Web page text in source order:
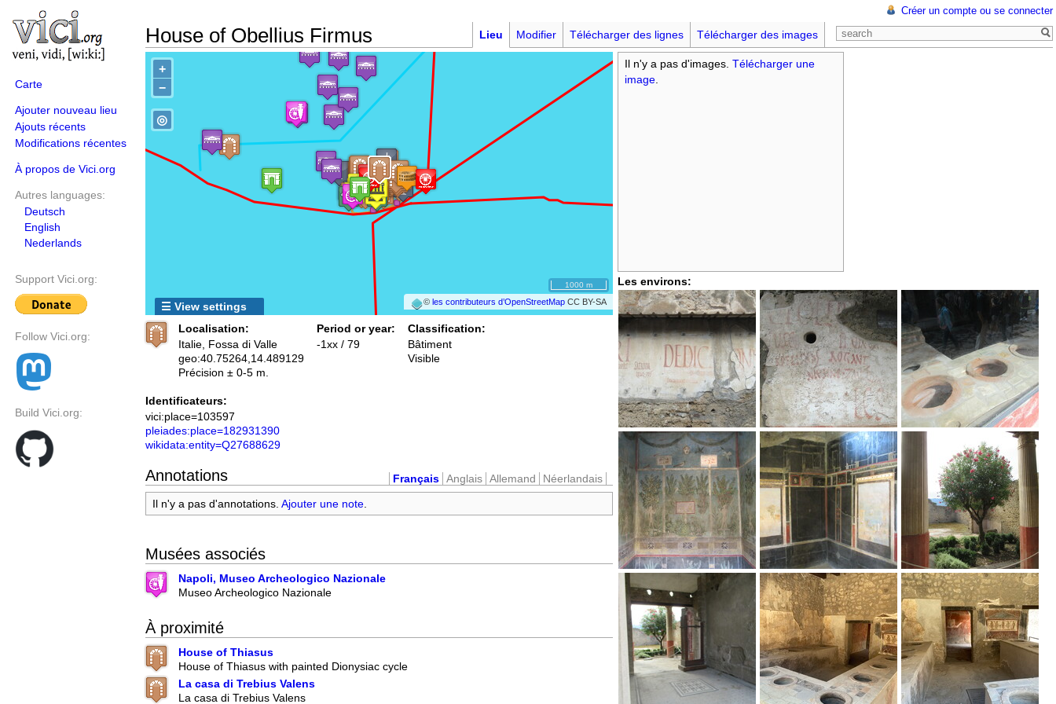
Carte
Ajouter nouveau lieu
Ajouts récents
Modifications récentes
À propos de Vici.org
Autres languages:
Deutsch
English
Nederlands
Support Vici.org:
Follow Vici.org:
Build Vici.org:
House of Obellius Firmus
Créer un compte ou se connecter
Lieu Modifier Télécharger des lignes Télécharger des images
+
−
©les contributeurs d’OpenStreetMap CC BY-SA
◎
1000 m
☰ View settings
Il n'y a pas d'images. Télécharger une
image
Les environs:
Localisation:
Italie, Fossa di Valle
geo:40.75264,14.489129
Précision ± 0-5 m.
Period or year:
-1xx / 79
Classification:
Bâtiment
Visible
Identificateurs:
vici:place=103597
pleiades:place=182931390
wikidata:entity=Q27688629
Annotations Français Anglais Allemand
Néerlandais
Il n'y a pas d'annotations. Ajouter une note
Musées associés
Napoli, Museo Archeologico Nazionale
Museo Archeologico Nazionale
À proximité
House of Thiasus
House of Thiasus with painted Dionysiac cycle
La casa di Trebius Valens
La casa di Trebius Valens